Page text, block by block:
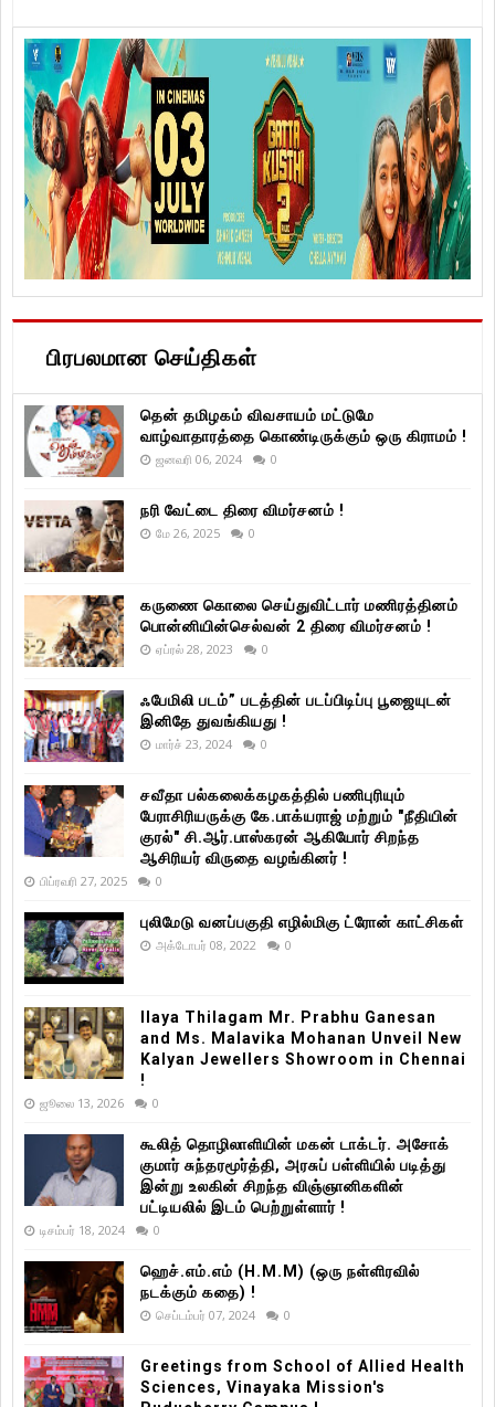
பிரபலமான செய்திகள்
தென் தமிழகம் விவசாயம் மட்டுமே
வாழ்வாதாரத்தை கொண்டிருக்கும் ஒரு கிராமம் !
ஜனவரி 06, 2024 0
நரி வேட்டை திரை விமர்சனம் !
மே 26, 2025 0
கருணை கொலை செய்துவிட்டார் மணிரத்தினம்
பொன்னியின்செல்வன் 2 திரை விமர்சனம் !
ஏப்ரல் 28, 2023 0
ஃபேமிலி படம்” படத்தின் படப்பிடிப்பு பூஜையுடன்
இனிதே துவங்கியது !
மார்ச் 23, 2024 0
சவீதா பல்கலைக்கழகத்தில் பணிபுரியும்
பேராசிரியருக்கு கே.பாக்யராஜ் மற்றும் "நீதியின்
குரல்" சி.ஆர்.பாஸ்கரன் ஆகியோர் சிறந்த
ஆசிரியர் விருதை வழங்கினர் !
பிப்ரவரி 27, 2025 0
புலிமேடு வனப்பகுதி எழில்மிகு ட்ரோன் காட்சிகள்
அக்டோபர் 08, 2022 0
Ilaya Thilagam Mr. Prabhu Ganesan
and Ms. Malavika Mohanan Unveil New
Kalyan Jewellers Showroom in Chennai
!
ஜூலை 13, 2026 0
கூலித் தொழிலாளியின் மகன் டாக்டர். அசோக்
குமார் சுந்தரமூர்த்தி, அரசுப் பள்ளியில் படித்து
இன்று உலகின் சிறந்த விஞ்ஞானிகளின்
பட்டியலில் இடம் பெற்றுள்ளார் !
டிசம்பர் 18, 2024 0
ஹெச்.எம்.எம் (H.M.M) (ஒரு நள்ளிரவில்
நடக்கும் கதை) !
செப்டம்பர் 07, 2024 0
Greetings from School of Allied Health
Sciences, Vinayaka Mission's